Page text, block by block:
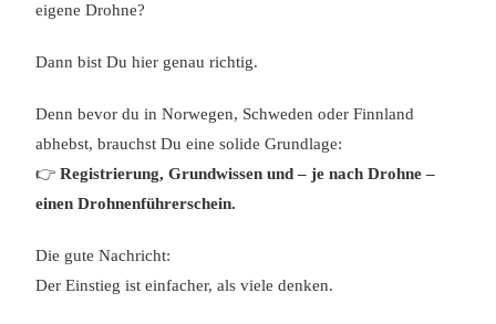
eigene Drohne?
Dann bist Du hier genau richtig.
Denn bevor du in Norwegen, Schweden oder Finnland
abhebst, brauchst Du eine solide Grundlage:
👉Registrierung, Grundwissen und – je nach Drohne –
einen Drohnenführerschein.
Die gute Nachricht:
Der Einstieg ist einfacher, als viele denken.